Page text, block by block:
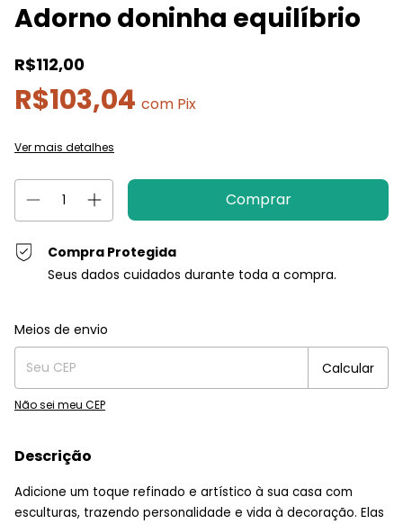
Adorno doninha equilíbrio
R$112,00
R$103,04 com Pix
Ver mais detalhes
Compra Protegida
Seus dados cuidados durante toda a compra.
Entregas para o CEP:
Meios de envio
Calcular
Não sei meu CEP
Descrição
Adicione um toque refinado e artístico à sua casa com
esculturas, trazendo personalidade e vida à decoração. Elas